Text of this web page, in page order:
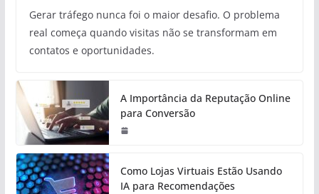
Gerar tráfego nunca foi o maior desafio. O problema
real começa quando visitas não se transformam em
contatos e oportunidades.
A Importância da Reputação Online
para Conversão
Como Lojas Virtuais Estão Usando
IA para Recomendações